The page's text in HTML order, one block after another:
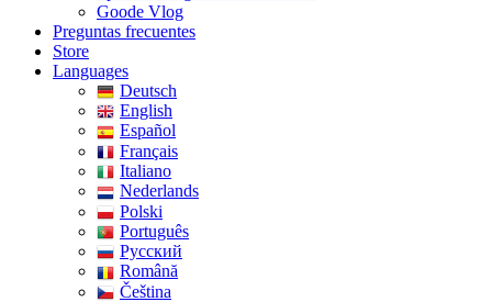
Goode Vlog
Preguntas frecuentes
Store
Languages
Deutsch
English
Español
Français
Italiano
Nederlands
Polski
Português
Pусский
Română
Čeština